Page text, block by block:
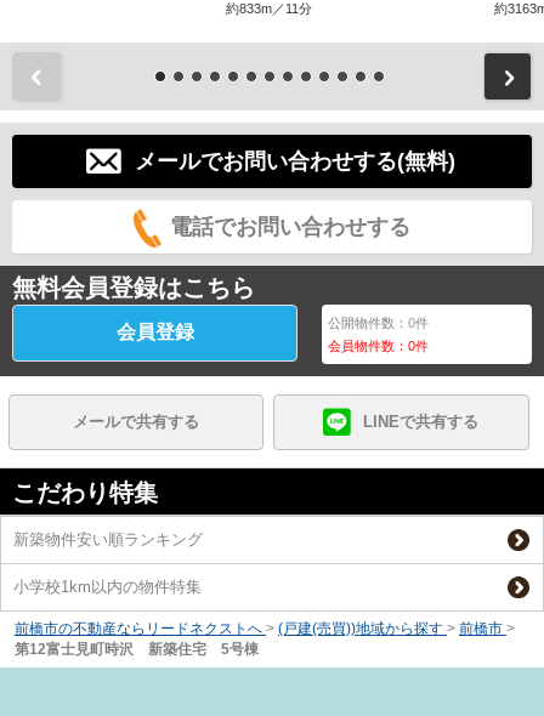
約833m／11分 約
メールでお問い合わせする(無料)
電話でお問い合わせする
無料会員登録はこちら
会員登録 公開物件数：0件
会員物件数：0件
メールで共有する LINEで共有する
こだわり特集
新築物件安い順ランキング
小学校1km以内の物件特集
前橋市の不動産ならリードネクストへ > (戸建(売買))地域から探す > 前橋市 >
第12富士見町時沢 新築住宅 5号棟